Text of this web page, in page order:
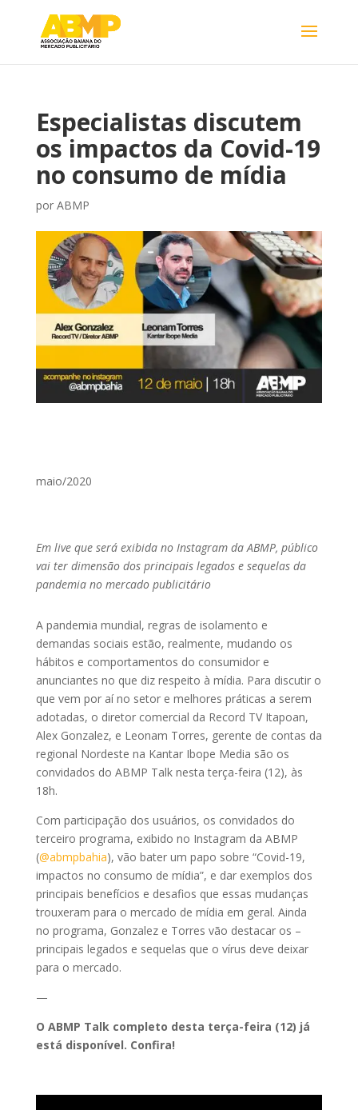
Especialistas discutem
os impactos da Covid-19
no consumo de mídia
por ABMP
maio/2020
Em live que será exibida no Instagram da ABMP, público
vai ter dimensão dos principais legados e sequelas da
pandemia no mercado publicitário
A pandemia mundial, regras de isolamento e
demandas sociais estão, realmente, mudando os
hábitos e comportamentos do consumidor e
anunciantes no que diz respeito à mídia. Para discutir o
que vem por aí no setor e melhores práticas a serem
adotadas, o diretor comercial da Record TV Itapoan,
Alex Gonzalez, e Leonam Torres, gerente de contas da
regional Nordeste na Kantar Ibope Media são os
convidados do ABMP Talk nesta terça-feira (12), às
18h.
Com participação dos usuários, os convidados do
terceiro programa, exibido no Instagram da ABMP
(@abmpbahia), vão bater um papo sobre “Covid-19,
impactos no consumo de mídia”, e dar exemplos dos
principais benefícios e desafios que essas mudanças
trouxeram para o mercado de mídia em geral. Ainda
no programa, Gonzalez e Torres vão destacar os –
principais legados e sequelas que o vírus deve deixar
para o mercado.
—
O ABMP Talk completo desta terça-feira (12) já
está disponível. Confira!